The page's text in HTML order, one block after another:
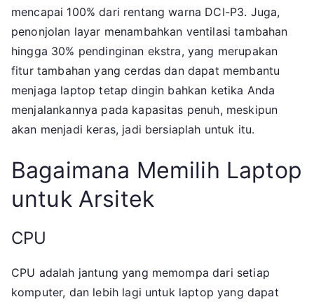
mencapai 100% dari rentang warna DCI-P3. Juga,
penonjolan layar menambahkan ventilasi tambahan
hingga 30% pendinginan ekstra, yang merupakan
fitur tambahan yang cerdas dan dapat membantu
menjaga laptop tetap dingin bahkan ketika Anda
menjalankannya pada kapasitas penuh, meskipun
akan menjadi keras, jadi bersiaplah untuk itu.
Bagaimana Memilih Laptop
untuk Arsitek
CPU
CPU adalah jantung yang memompa dari setiap
komputer, dan lebih lagi untuk laptop yang dapat